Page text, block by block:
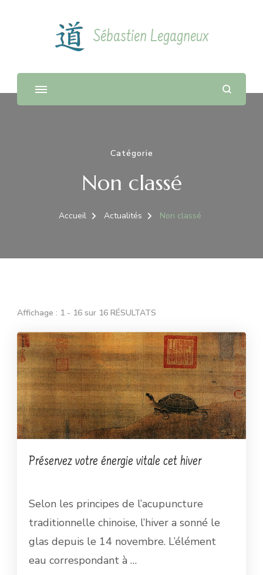
Sébastien Legagneux
Catégorie
Non classé
Accueil Actualités Non classé
Affichage : 1 - 16 sur 16 RÉSULTATS
Préservez votre énergie vitale cet hiver
Selon les principes de l’acupuncture
traditionnelle chinoise, l’hiver a sonné le
glas depuis le 14 novembre. L’élément
eau correspondant à …